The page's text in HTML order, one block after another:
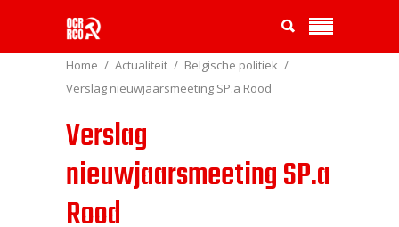
Home Actualiteit
Belgische politiek
Verslag nieuwjaarsmeeting SP.a Rood
Verslag
nieuwjaarsmeeting SP.a
Rood